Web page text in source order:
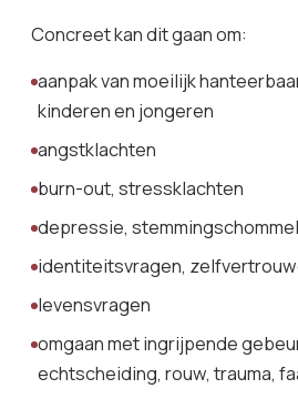
Concreet kan dit gaan om:
aanpak van moeilijk
kinderen en jongeren
angstklachten
burn-out, stressklachten
depressie,
identiteitsvragen,
levensvragen
omgaan met ingrijpende
echtscheiding, rouw, trauma,